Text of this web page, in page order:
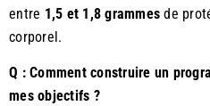
entre 1,5 et 1,8 grammes de
corporel.
Q : Comment construire un
mes objectifs ?